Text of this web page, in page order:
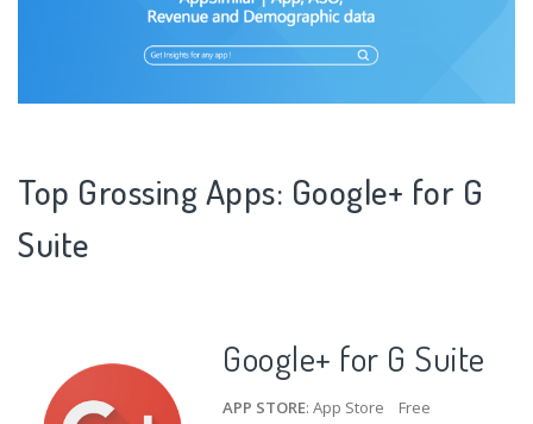
Top Grossing Apps: Google+ for G
Suite
Google+ for G Suite
APP STORE: App Store Free